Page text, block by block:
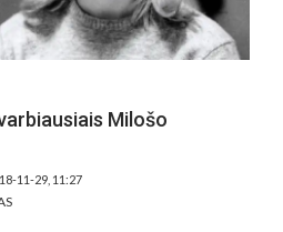
–
NAUJAUSIOS
PREMJEROS
Milošo
11-29, 11:27
ĮRAŠE